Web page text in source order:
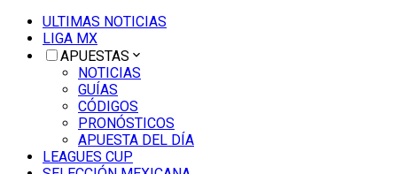
ULTIMAS NOTICIAS
LIGA MX
APUESTAS
NOTICIAS
GUÍAS
CÓDIGOS
PRONÓSTICOS
APUESTA DEL DÍA
LEAGUES CUP